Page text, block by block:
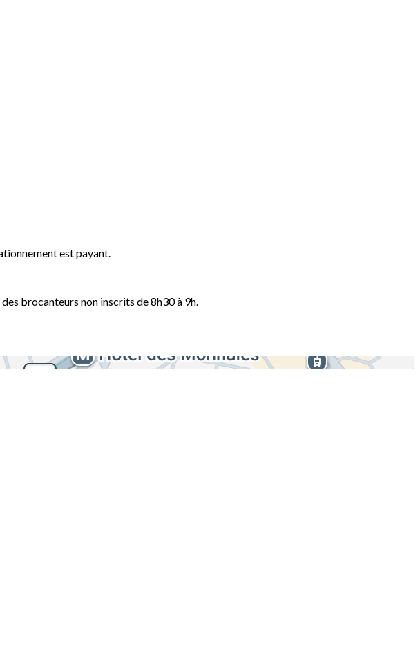
est payant.
brocanteurs non inscrits de 8h30 à 9h.